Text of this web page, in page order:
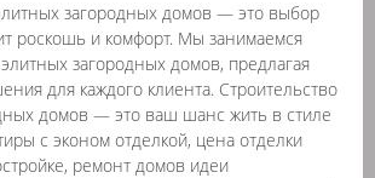
загородных домов — это выбор
роскошь и комфорт. Мы занимаемся
загородных домов, предлагая
для каждого клиента. Строительство
домов — это ваш шанс жить в стиле
с эконом отделкой, цена отделки
ремонт домов идеи